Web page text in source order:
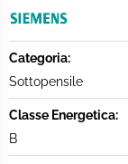
Categoria:
Sottopensile
Classe Energetica:
B